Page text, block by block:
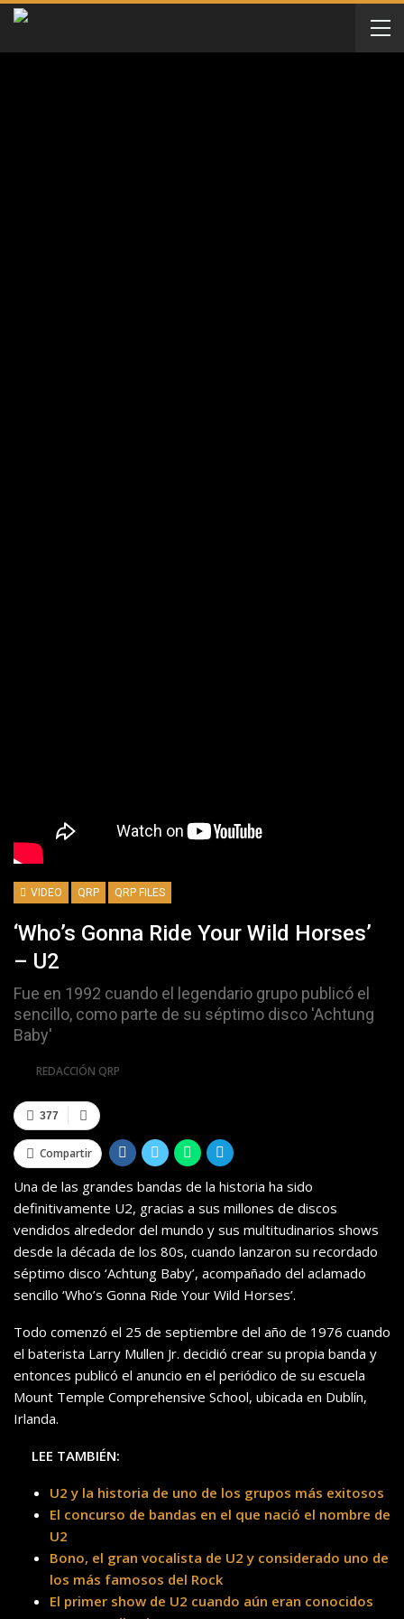
VIDEO QRP QRP FILES
‘Who’s Gonna Ride Your Wild Horses’
– U2
Fue en 1992 cuando el legendario grupo publicó el
sencillo, como parte de su séptimo disco 'Achtung
Baby'
REDACCIÓN QRP
377
Compartir
Una de las grandes bandas de la historia ha sido
definitivamente U2, gracias a sus millones de discos
vendidos alrededor del mundo y sus multitudinarios shows
desde la década de los 80s, cuando lanzaron su recordado
séptimo disco ‘Achtung Baby’, acompañado del aclamado
sencillo ‘Who’s Gonna Ride Your Wild Horses’.
Todo comenzó el 25 de septiembre del año de 1976 cuando
el baterista Larry Mullen Jr. decidió crear su propia banda y
entonces publicó el anuncio en el periódico de su escuela
Mount Temple Comprehensive School, ubicada en Dublín,
Irlanda.
LEE TAMBIÉN:
U2 y la historia de uno de los grupos más exitosos
El concurso de bandas en el que nació el nombre de
U2
Bono, el gran vocalista de U2 y considerado uno de
los más famosos del Rock
El primer show de U2 cuando aún eran conocidos